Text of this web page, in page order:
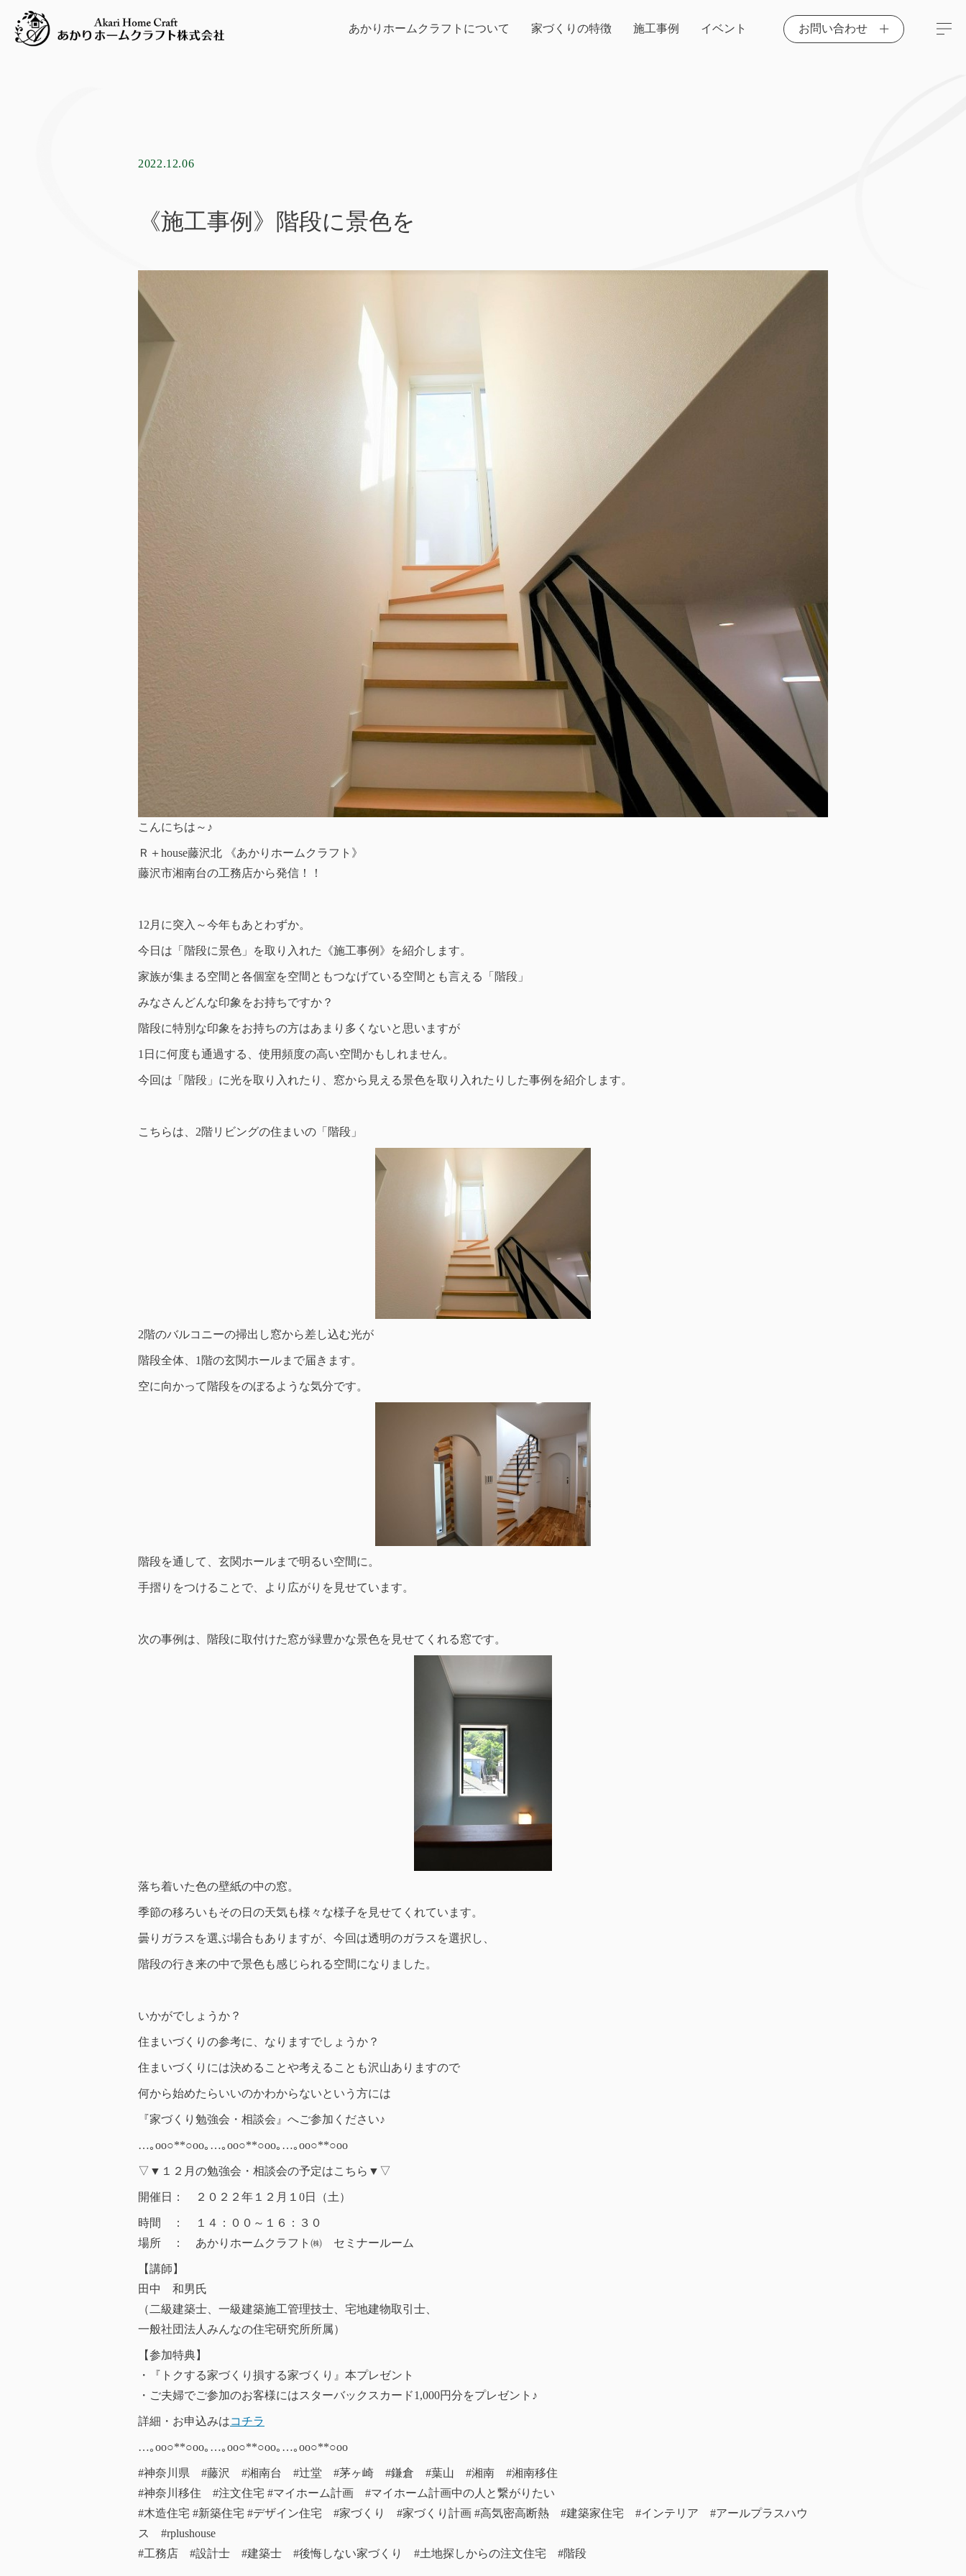
あかりホームクラフトについて 家づくりの特徴 施工事例 イベント お問い合わせ
2022.12.06
《施工事例》階段に景色を
こんにちは～♪
Ｒ＋house藤沢北 《あかりホームクラフト》
藤沢市湘南台の工務店から発信！！
12月に突入～今年もあとわずか。
今日は「階段に景色」を取り入れた《施工事例》を紹介します。
家族が集まる空間と各個室を空間ともつなげている空間とも言える「階段」
みなさんどんな印象をお持ちですか？
階段に特別な印象をお持ちの方はあまり多くないと思いますが
1日に何度も通過する、使用頻度の高い空間かもしれません。
今回は「階段」に光を取り入れたり、窓から見える景色を取り入れたりした事例を紹介します。
こちらは、2階リビングの住まいの「階段」
2階のバルコニーの掃出し窓から差し込む光が
階段全体、1階の玄関ホールまで届きます。
空に向かって階段をのぼるような気分です。
階段を通して、玄関ホールまで明るい空間に。
手摺りをつけることで、より広がりを見せています。
次の事例は、階段に取付けた窓が緑豊かな景色を見せてくれる窓です。
落ち着いた色の壁紙の中の窓。
季節の移ろいもその日の天気も様々な様子を見せてくれています。
曇りガラスを選ぶ場合もありますが、今回は透明のガラスを選択し、
階段の行き来の中で景色も感じられる空間になりました。
いかがでしょうか？
住まいづくりの参考に、なりますでしょうか？
住まいづくりには決めることや考えることも沢山ありますので
何から始めたらいいのかわからないという方には
『家づくり勉強会・相談会』へご参加ください♪
…｡oо○**○оo｡…｡oо○**○оo｡…｡oо○**○оo
▽▼１２月の勉強会・相談会の予定はこちら▼▽
開催日： ２０２２年１２月１0日（土）
時間 ： １４：００～１６：３０
場所 ： あかりホームクラフト㈱ セミナールーム
【講師】
田中 和男氏
（二級建築士、一級建築施工管理技士、宅地建物取引士、
一般社団法人みんなの住宅研究所所属）
【参加特典】
・『トクする家づくり損する家づくり』本プレゼント
・ご夫婦でご参加のお客様にはスターバックスカード1,000円分をプレゼント♪
詳細・お申込みはコチラ
…｡oо○**○оo｡…｡oо○**○оo｡…｡oо○**○оo
#神奈川県 #藤沢 #湘南台 #辻堂 #茅ヶ崎 #鎌倉 #葉山 #湘南 #湘南移住
#神奈川移住 #注文住宅 #マイホーム計画 #マイホーム計画中の人と繋がりたい
#木造住宅 #新築住宅 #デザイン住宅 #家づくり #家づくり計画 #高気密高断熱 #建築家住宅 #インテリア #アールプラスハウ
ス #rplushouse
#工務店 #設計士 #建築士 #後悔しない家づくり #土地探しからの注文住宅 #階段